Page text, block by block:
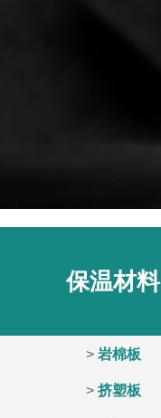
保温材料
> 岩棉板
> 挤塑板